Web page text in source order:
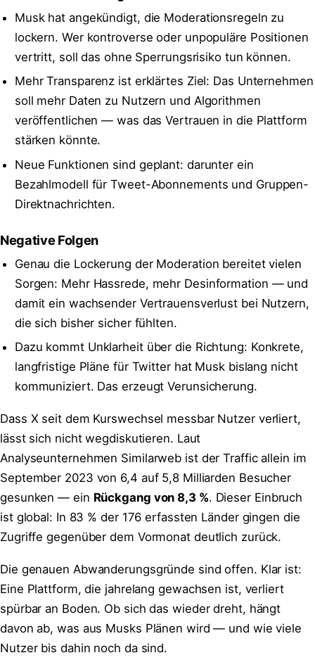
Musk hat angekündigt, die Moderationsregeln zu
lockern. Wer kontroverse oder unpopuläre Positionen
vertritt, soll das ohne Sperrungsrisiko tun können.
Mehr Transparenz ist erklärtes Ziel: Das Unternehmen
soll mehr Daten zu Nutzern und Algorithmen
veröffentlichen — was das Vertrauen in die Plattform
stärken könnte.
Neue Funktionen sind geplant: darunter ein
Bezahlmodell für Tweet-Abonnements und Gruppen-
Direktnachrichten.
Negative Folgen
Genau die Lockerung der Moderation bereitet vielen
Sorgen: Mehr Hassrede, mehr Desinformation — und
damit ein wachsender Vertrauensverlust bei Nutzern,
die sich bisher sicher fühlten.
Dazu kommt Unklarheit über die Richtung: Konkrete,
langfristige Pläne für Twitter hat Musk bislang nicht
kommuniziert. Das erzeugt Verunsicherung.
Dass X seit dem Kurswechsel messbar Nutzer verliert,
lässt sich nicht wegdiskutieren. Laut
Analyseunternehmen Similarweb ist der Traffic allein im
September 2023 von 6,4 auf 5,8 Milliarden Besucher
gesunken — ein Rückgang von 8,3 %. Dieser Einbruch
ist global: In 83 % der 176 erfassten Länder gingen die
Zugriffe gegenüber dem Vormonat deutlich zurück.
Die genauen Abwanderungsgründe sind offen. Klar ist:
Eine Plattform, die jahrelang gewachsen ist, verliert
spürbar an Boden. Ob sich das wieder dreht, hängt
davon ab, was aus Musks Plänen wird — und wie viele
Nutzer bis dahin noch da sind.